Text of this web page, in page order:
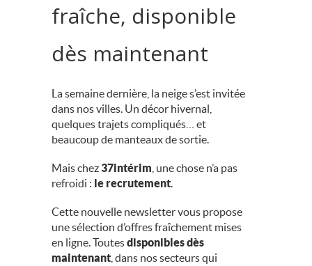
fraîche, disponible
dès maintenant
La semaine dernière, la neige s’est invitée
dans nos villes. Un décor hivernal,
quelques trajets compliqués… et
beaucoup de manteaux de sortie.
Mais chez37intérim , une chose n’a pas
refroidi : le recrutement.
Cette nouvelle newsletter vous propose
une sélection d’offres fraîchement mises
en ligne. Toutesdisponibles dès
maintenant , dans nos secteurs qui